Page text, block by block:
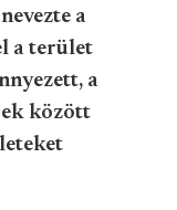
a
a terület
a
között